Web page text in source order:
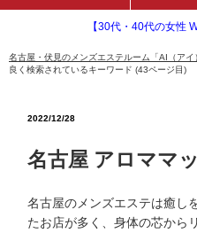
【30代・40代の女性
名古屋・伏見のメンズエステルーム「AI（アイ
良く検索されているキーワード (43ページ目)
2022/12/28
名古屋 アロママ
名古屋のメンズエステは癒し
たお店が多く、身体の芯から